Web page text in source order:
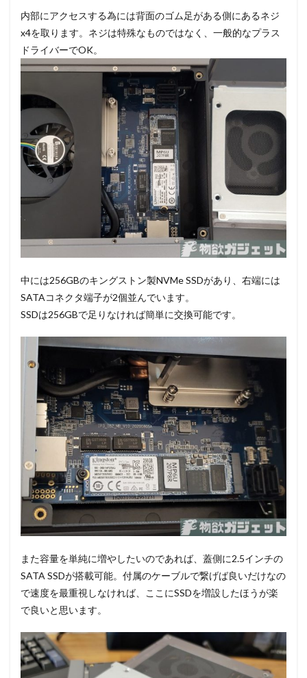
内部にアクセスする為には背面のゴム足がある側にあるネジ
x4を取ります。ネジは特殊なものではなく、一般的なプラス
ドライバーでOK。
中には256GBのキングストン製NVMe SSDがあり、右端には
SATAコネクタ端子が2個並んでいます。
SSDは256GBで足りなければ簡単に交換可能です。
また容量を単純に増やしたいのであれば、蓋側に2.5インチの
SATA SSDが搭載可能。付属のケーブルで繋げば良いだけなの
で速度を最重視しなければ、ここにSSDを増設したほうが楽
で良いと思います。